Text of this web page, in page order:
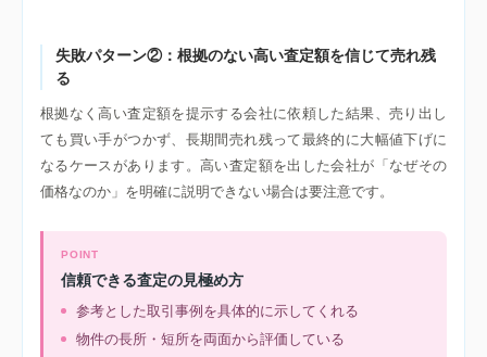
失敗パターン②：根拠のない高い査定額を信じて売れ残
る
根拠なく高い査定額を提示する会社に依頼した結果、売り出し
ても買い手がつかず、長期間売れ残って最終的に大幅値下げに
なるケースがあります。高い査定額を出した会社が「なぜその
価格なのか」を明確に説明できない場合は要注意です。
POINT
信頼できる査定の見極め方
参考とした取引事例を具体的に示してくれる
物件の長所・短所を両面から評価している